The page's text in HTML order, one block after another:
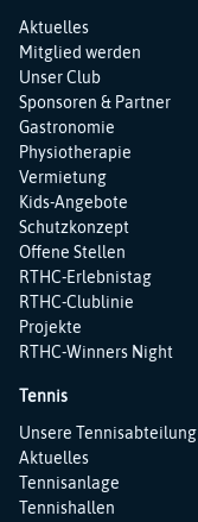
Navigation
überspringen
Aktuelles
Mitglied werden
Unser Club
Sponsoren & Partner
Gastronomie
Physiotherapie
Vermietung
Kids-Angebote
Schutzkonzept
Offene Stellen
RTHC-Erlebnistag
RTHC-Clublinie
Projekte
RTHC-Winners Night
Tennis
Navigation
überspringen
Unsere Tennisabteilung
Aktuelles
Tennisanlage
Tennishallen